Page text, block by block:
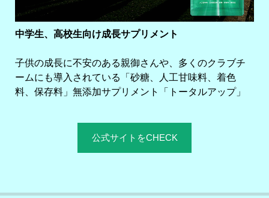
中学生、高校生向け成長サプリメント
子供の成長に不安のある親御さんや、多くのクラブチ
ームにも導入されている「砂糖、人工甘味料、着色
料、保存料」無添加サプリメント「トータルアップ」
公式サイトをCHECK